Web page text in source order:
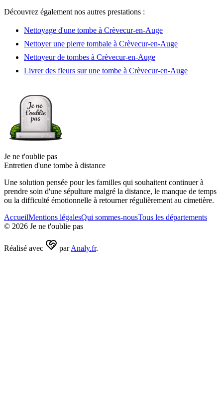
Découvrez également nos autres prestations :
Nettoyage d'une tombe à Crèvecur-en-Auge
Nettoyer une pierre tombale à Crèvecur-en-Auge
Nettoyeur de tombes à Crèvecur-en-Auge
Livrer des fleurs sur une tombe à Crèvecur-en-Auge
Je ne t'oublie pas
Entretien d'une tombe à distance
Une solution pensée pour les familles qui souhaitent continuer à
prendre soin d'une sépulture malgré la distance, le manque de temps
ou la difficulté émotionnelle à retourner régulièrement au cimetière.
AccueilMentions légalesQui sommes-nousTous les départements
© 2026 Je ne t'oublie pas
Réalisé avec par Analy.fr.